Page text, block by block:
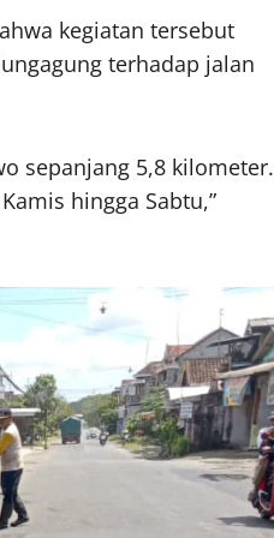
kegiatan tersebut
terhadap jalan
sepanjang 5,8 kilometer.
hingga Sabtu,”